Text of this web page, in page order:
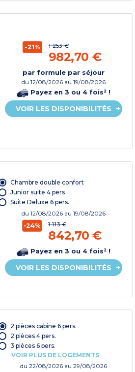
-21% 1 253 €
982,70 €
par formule par séjour
du12/08/2026 au 19/08/2026
Payez en 3 ou 4 fois² !
VOIR LES DISPONIBILITÉS
Chambre double confort
Junior suite 4 pers
Suite Deluxe 6 pers.
du12/08/2026 au 19/08/2026
-24% 1 113 €
842,70 €
Payez en 3 ou 4 fois² !
VOIR LES DISPONIBILITÉS
2 pièces cabine 6 pers.
2 pièces 4 pers.
3 pièces 6 pers.
VOIR PLUS DE LOGEMENTS
du22/08/2026 au 29/08/2026